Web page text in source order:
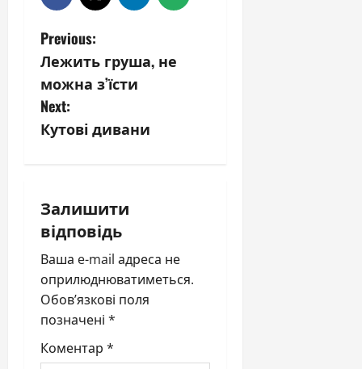
P
o
s
t
a
v
i
g
a
Previous:
Лежить груша, не
можна з’їсти
Next:
Кутові дивани
Залишити
відповідь
Ваша e-mail адреса не
оприлюднюватиметься.
Обов’язкові поля
позначені *
Коментар *